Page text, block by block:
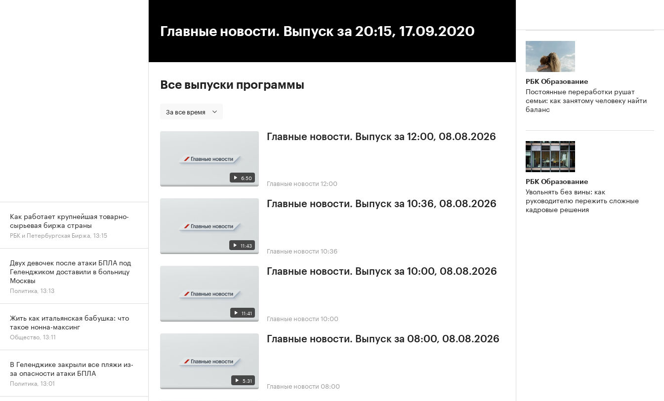
Главные новости. Выпуск за 20:15, 17.09.2020
Все выпуски программы
За все время
6:50
Главные новости. Выпуск за 12:00, 08.08.2026
Главные новости 12:00
11:43
Главные новости. Выпуск за 10:36, 08.08.2026
Главные новости 10:36
11:41
Главные новости. Выпуск за 10:00, 08.08.2026
Главные новости 10:00
5:31
Главные новости. Выпуск за 08:00, 08.08.2026
Главные новости 08:00
РБК Образование
Постоянные переработки рушат
семьи: как занятому человеку найти
баланс
РБК Образование
Увольнять без вины: как
руководителю пережить сложные
кадровые решения
Как работает крупнейшая товарно-
сырьевая биржа страны
РБК и Петербургская Биржа, 13:15
Двух девочек после атаки БПЛА под
Геленджиком доставили в больницу
Москвы
Политика, 13:13
Жить как итальянская бабушка: что
такое нонна-максинг
Общество, 13:11
В Геленджике закрыли все пляжи из-
за опасности атаки БПЛА
Политика, 13:01